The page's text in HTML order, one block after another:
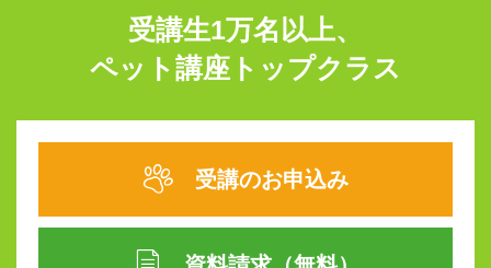
受講生1万名以上、
ペット講座トップクラス
受講のお申込み